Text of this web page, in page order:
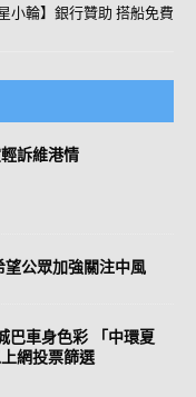
星小輪】銀行贊助 搭船免費
訴維港情
望公眾加強關注中風
巴車身色彩 「中環夏
網投票篩選